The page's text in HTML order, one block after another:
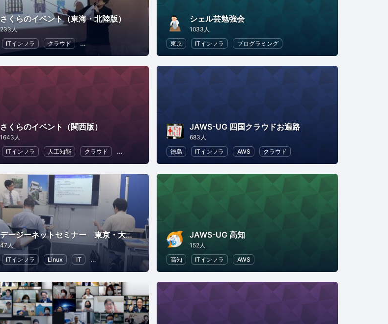
さくらのイベント（東海・北陸版）
233人
ITインフラ クラウド 地域経済と地域社会
シェル芸勉強会
1033人
東京
ITインフラ プログラミング
さくらのイベント（関西版）
1643人
ITインフラ 人工知能 クラウド 地域経済と地域社会
JAWS-UG 四国クラウドお遍路
683人
徳島
ITインフラ AWS クラウド
オープンソース
デージーネットセミナー 東京・大阪・名古屋
47人
ITインフラ Linux IT オープンソース
JAWS-UG 高知
152人
高知
ITインフラ AWS